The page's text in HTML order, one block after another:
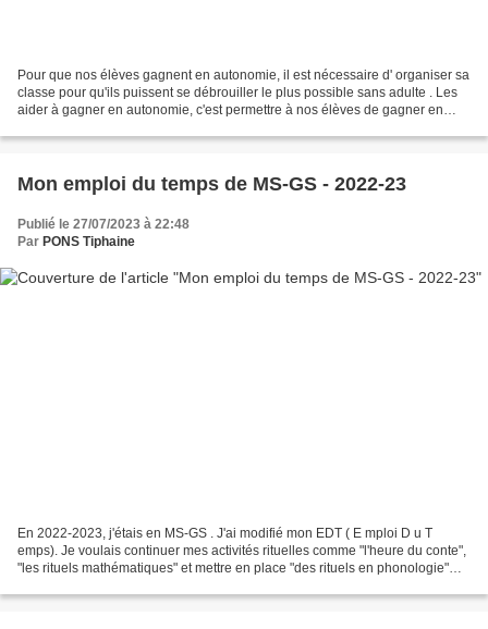
Pour que nos élèves gagnent en autonomie, il est nécessaire d' organiser sa
classe pour qu'ils puissent se débrouiller le plus possible sans adulte . Les
aider à gagner en autonomie, c'est permettre à nos élèves de gagner en
Mon emploi du temps de MS-GS - 2022-23
Publié le 27/07/2023 à 22:48
Par PONS Tiphaine
En 2022-2023, j'étais en MS-GS . J'ai modifié mon EDT ( E mploi D u T
emps). Je voulais continuer mes activités rituelles comme "l'heure du conte",
"les rituels mathématiques" et mettre en place "des rituels en phonologie"